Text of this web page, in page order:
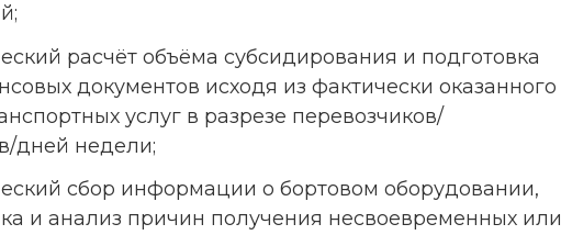
расчёт объёма субсидирования и подготовка
документов исходя из фактически оказанного
услуг в разрезе перевозчиков/
дней недели;
сбор информации о бортовом оборудовании,
и анализ причин получения несвоевременных или